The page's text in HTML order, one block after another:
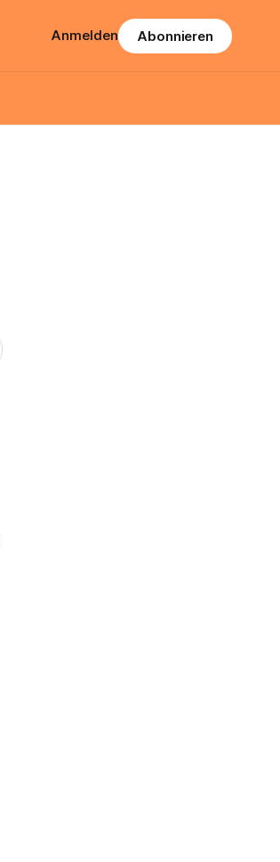
Anmelden Abonnieren